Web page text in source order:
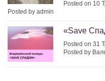
Posted on 10
Posted by admin
«Save
Posted on 31
Posted by